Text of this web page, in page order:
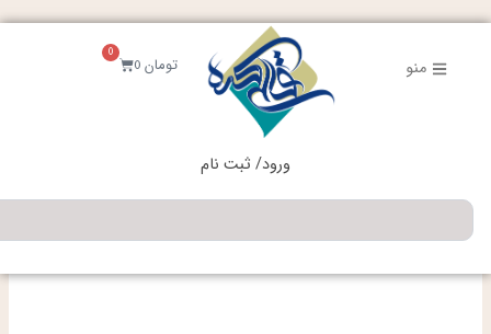
رفتن
منو تومان0
0
سبد
خرید
ورود/ ثبت نام
جستجو